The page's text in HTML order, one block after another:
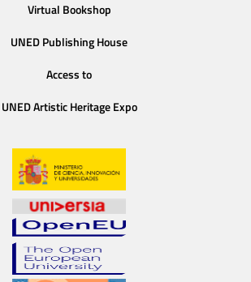
Virtual Bookshop
UNED Publishing House
Access to
UNED Artistic Heritage Expo